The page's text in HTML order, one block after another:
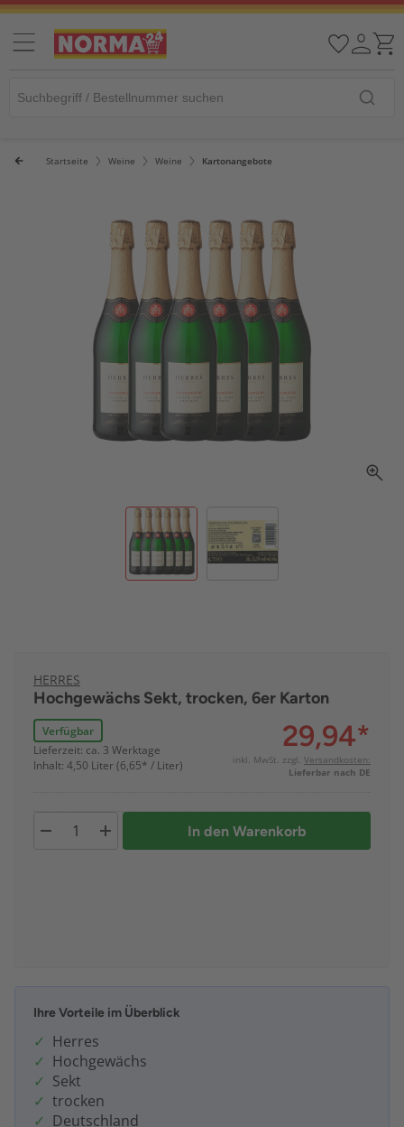
Startseite Weine Weine Kartonangebote
HERRES
Hochgewächs Sekt, trocken, 6er Karton
Verfügbar
Lieferzeit: ca. 3 Werktage
Inhalt: 4,50 Liter (6,65* / Liter)
29,94*
inkl. MwSt. zzgl. Versandkosten:
Lieferbar nach DE
In den Warenkorb
Ihre Vorteile im Überblick
Herres
Hochgewächs
Sekt
trocken
Deutschland